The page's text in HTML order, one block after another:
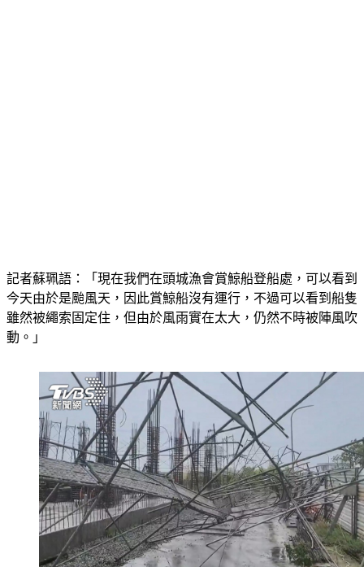
記者蘇珮語：「現在我們在頭城漁會賞鯨船登船處，可以看到
今天由於是颱風天，因此賞鯨船沒有運行，不過可以看到船隻
雖然被繩索固定住，但由於風雨實在太大，仍然不時被陣風吹
動。」